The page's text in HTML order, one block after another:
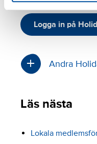
Logga in på
Andra
Läs nästa
Lokala